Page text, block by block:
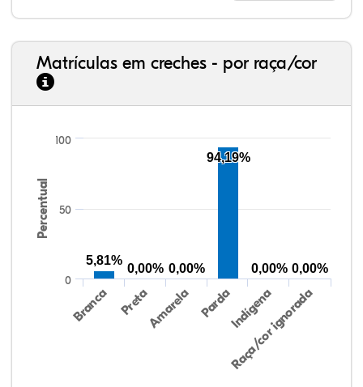
Matrículas em creches - por raça/cor
Percentual
Branca PretaAmarela PardaIndígena
Raça/cor ignorada
0
50
100
5,81%
0,00% 0,00%
94,19%
0,00% 0,00%
5,45%
1,33%
0,17%
78,06%
14,39%
0,59%
33,06%
7,95%
0,46%
55,81%
1,22%
1,50%